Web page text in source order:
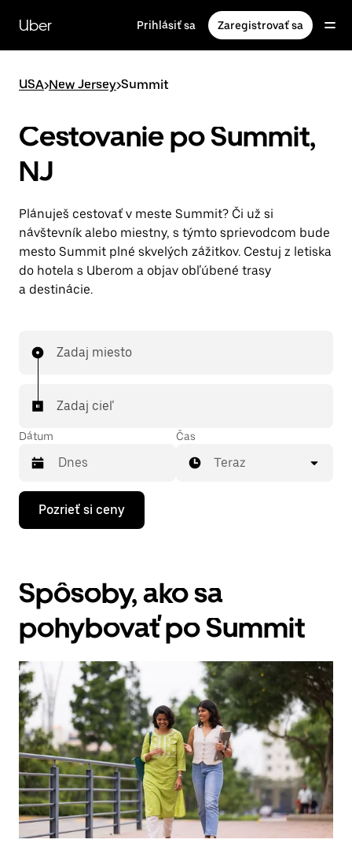
hlavný
obsah
Uber Prihlásiť sa Zaregistrovať sa
USA>New Jersey>Summit
Cestovanie po Summit,
NJ
Plánuješ cestovať v meste Summit? Či už si
návštevník alebo miestny, s týmto sprievodcom bude
mesto Summit plné skvelých zážitkov. Cestuj z letiska
do hotela s Uberom a objav obľúbené trasy
a destinácie.
Zadaj miesto
Zadaj cieľ
Dátum
Stlačením
šípky
nadol
vyber
dátum.
Kalendár
zatvoríš
stlačením
Esc.
Čas
Teraz
Pozrieť si ceny
Spôsoby, ako sa
pohybovať po Summit